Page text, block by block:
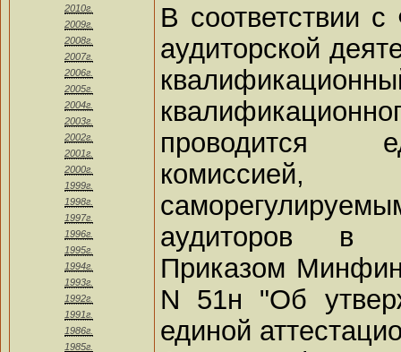
2010г.
2009г.
2008г.
2007г.
2006г.
2005г.
2004г.
2003г.
2002г.
2001г.
2000г.
1999г.
1998г.
1997г.
1996г.
1995г.
1994г.
1993г.
1992г.
1991г.
1986г.
1985г.
В соответствии
аудиторской
проводится
аудиторов в
Приказом
N 51н "Об
единой